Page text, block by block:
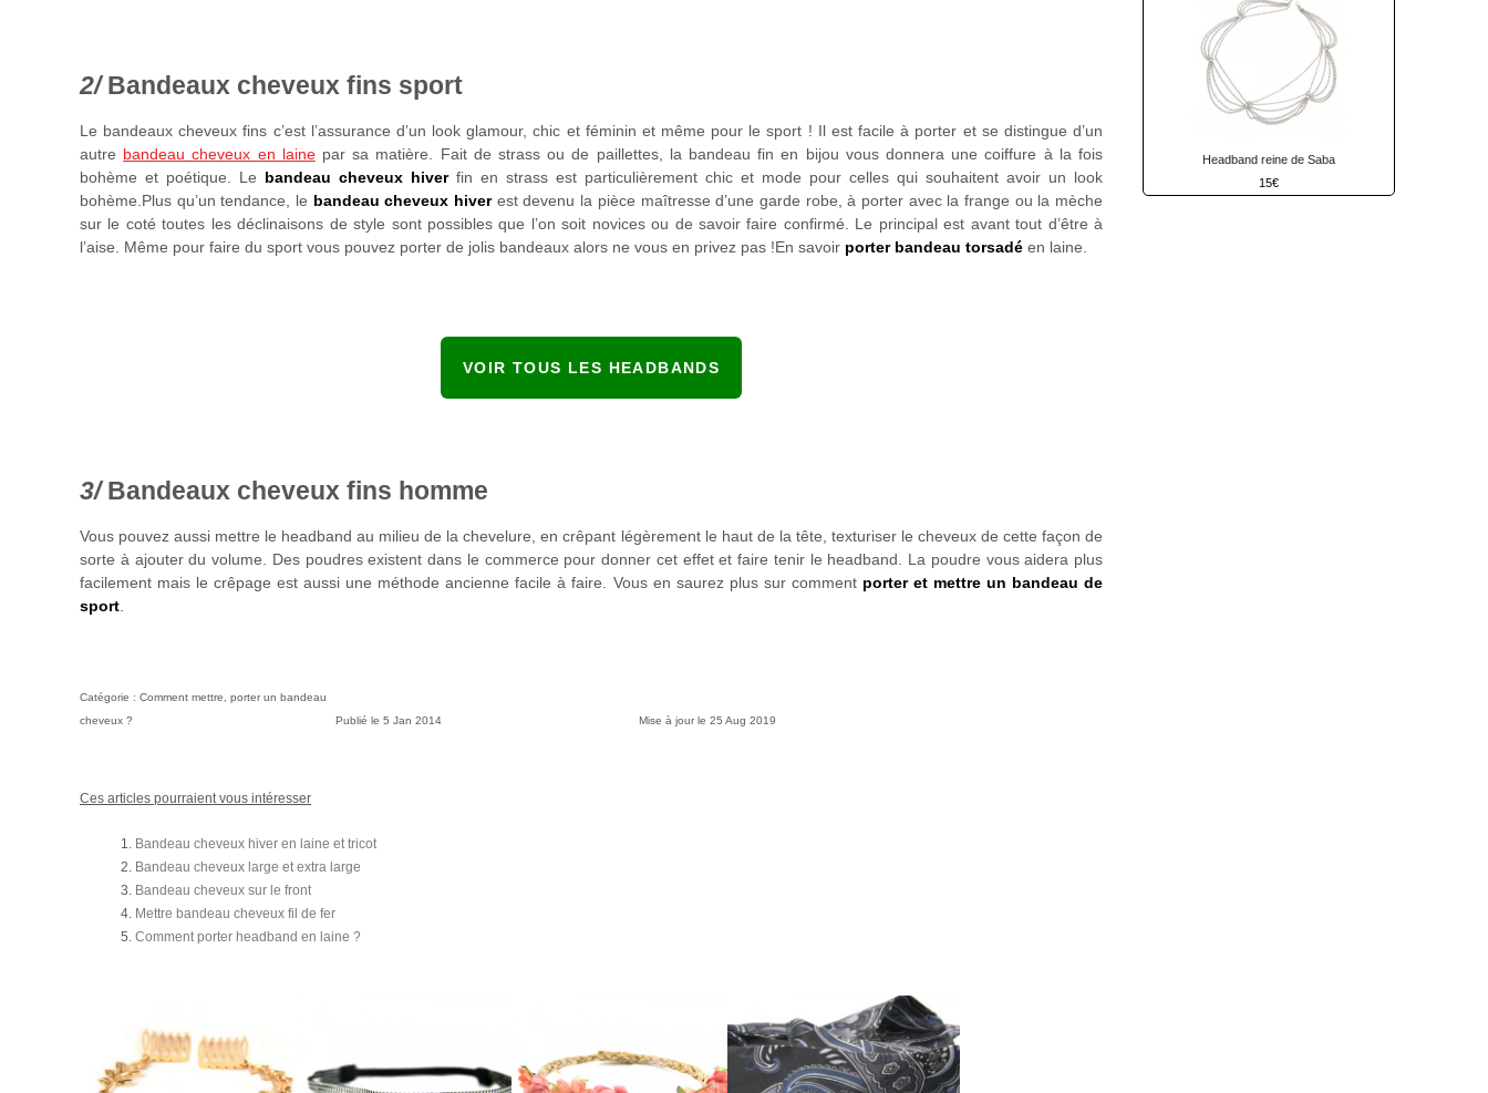
Bandeaux cheveux fins sport
Le bandeaux cheveux fins c’est l’assurance d’un look glamour, chic et féminin et même pour le sport ! Il est facile à porter et se distingue d’un
autre bandeau cheveux en lainepar sa matière. Fait de strass ou de paillettes, la bandeau fin en bijou vous donnera une coiffure à la fois
bohème et poétique. Le bandeau cheveux hiverfin en strass est particulièrement chic et mode pour celles qui souhaitent avoir un look
bohème.Plus qu’un tendance, le bandeau cheveux hiverest devenu la pièce maîtresse d’une garde robe, à porter avec la frange ou la mèche
sur le coté toutes les déclinaisons de style sont possibles que l’on soit novices ou de savoir faire confirmé. Le principal est avant tout d’être à
l’aise. Même pour faire du sport vous pouvez porter de jolis bandeaux alors ne vous en privez pas !En savoir porter bandeau torsadé en laine.
VOIR TOUS LES HEADBANDS
Bandeaux cheveux fins homme
Vous pouvez aussi mettre le headband au milieu de la chevelure, en crêpant légèrement le haut de la tête, texturiser le cheveux de cette façon de
sorte à ajouter du volume. Des poudres existent dans le commerce pour donner cet effet et faire tenir le headband. La poudre vous aidera plus
facilement mais le crêpage est aussi une méthode ancienne facile à faire. Vous en saurez plus sur comment porter et mettre un bandeau de
sport
Catégorie : Comment mettre, porter un bandeau
cheveux ?
Publié le 5 Jan 2014 Mise à jour le 25 Aug 2019
Ces articles pourraient vous intéresser
Bandeau cheveux hiver en laine et tricot
Bandeau cheveux large et extra large
Bandeau cheveux sur le front
Mettre bandeau cheveux fil de fer
Comment porter headband en laine ?
Headband reine de Saba
15